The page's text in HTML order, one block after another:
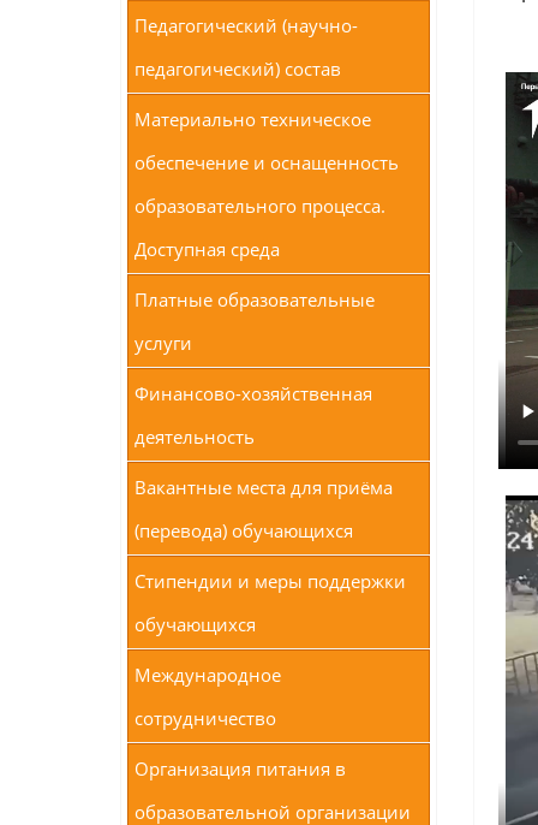
Педагогический (научно-
педагогический) состав
Материально техническое
обеспечение и оснащенность
образовательного процесса.
Доступная среда
Платные образовательные
услуги
Финансово-хозяйственная
деятельность
Вакантные места для приёма
(перевода) обучающихся
Стипендии и меры поддержки
обучающихся
Международное
сотрудничество
Организация питания в
образовательной организации